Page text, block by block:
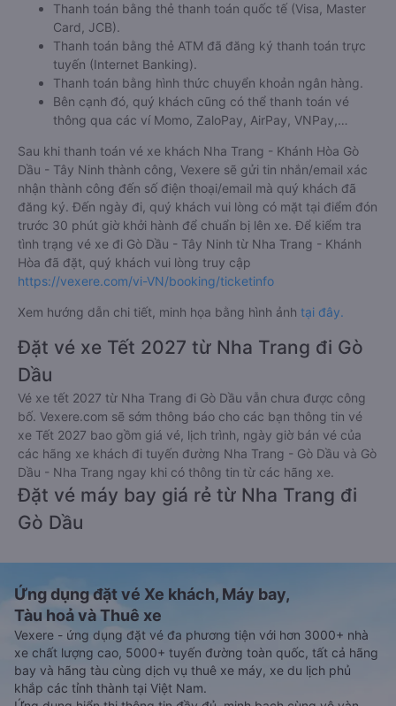
Thanh toán bằng thẻ thanh toán quốc tế (Visa, Master
Card, JCB).
Thanh toán bằng thẻ ATM đã đăng ký thanh toán trực
tuyến (Internet Banking).
Thanh toán bằng hình thức chuyển khoản ngân hàng.
Bên cạnh đó, quý khách cũng có thể thanh toán vé
thông qua các ví Momo, ZaloPay, AirPay, VNPay,…
Sau khi thanh toán vé xe khách Nha Trang - Khánh Hòa Gò
Dầu - Tây Ninh thành công, Vexere sẽ gửi tin nhắn/email xác
nhận thành công đến số điện thoại/email mà quý khách đã
đăng ký. Đến ngày đi, quý khách vui lòng có mặt tại điểm đón
trước 30 phút giờ khởi hành để chuẩn bị lên xe. Để kiểm tra
tình trạng vé xe đi Gò Dầu - Tây Ninh từ Nha Trang - Khánh
Hòa đã đặt, quý khách vui lòng truy cập
https://vexere.com/vi-VN/booking/ticketinfo
Xem hướng dẫn chi tiết, minh họa bằng hình ảnh tại đây.
Đặt vé xe Tết 2027 từ Nha Trang đi Gò
Dầu
Vé xe tết 2027 từ Nha Trang đi Gò Dầu vẫn chưa được công
bố. Vexere.com sẽ sớm thông báo cho các bạn thông tin vé
xe Tết 2027 bao gồm giá vé, lịch trình, ngày giờ bán vé của
các hãng xe khách đi tuyến đường Nha Trang - Gò Dầu và Gò
Dầu - Nha Trang ngay khi có thông tin từ các hãng xe.
Đặt vé máy bay giá rẻ từ Nha Trang đi
Gò Dầu
Ứng dụng đặt vé Xe khách, Máy bay,
Tàu hoả và Thuê xe
Vexere - ứng dụng đặt vé đa phương tiện với hơn 3000+ nhà
xe chất lượng cao, 5000+ tuyến đường toàn quốc, tất cả hãng
bay và hãng tàu cùng dịch vụ thuê xe máy, xe du lịch phủ
khắp các tỉnh thành tại Việt Nam.